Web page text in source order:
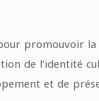
promouvoir
de l’identité
et de